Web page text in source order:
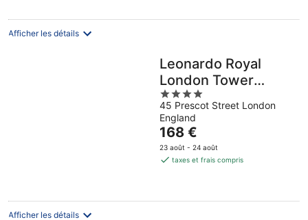
par
Afficher les détails
Leonardo Royal
London Tower
Bridge
4
out
of
5
45 Prescot Street London
England
Le
prix
est
par
168 €
23 août - 24 août
taxes et frais compris
Afficher les détails